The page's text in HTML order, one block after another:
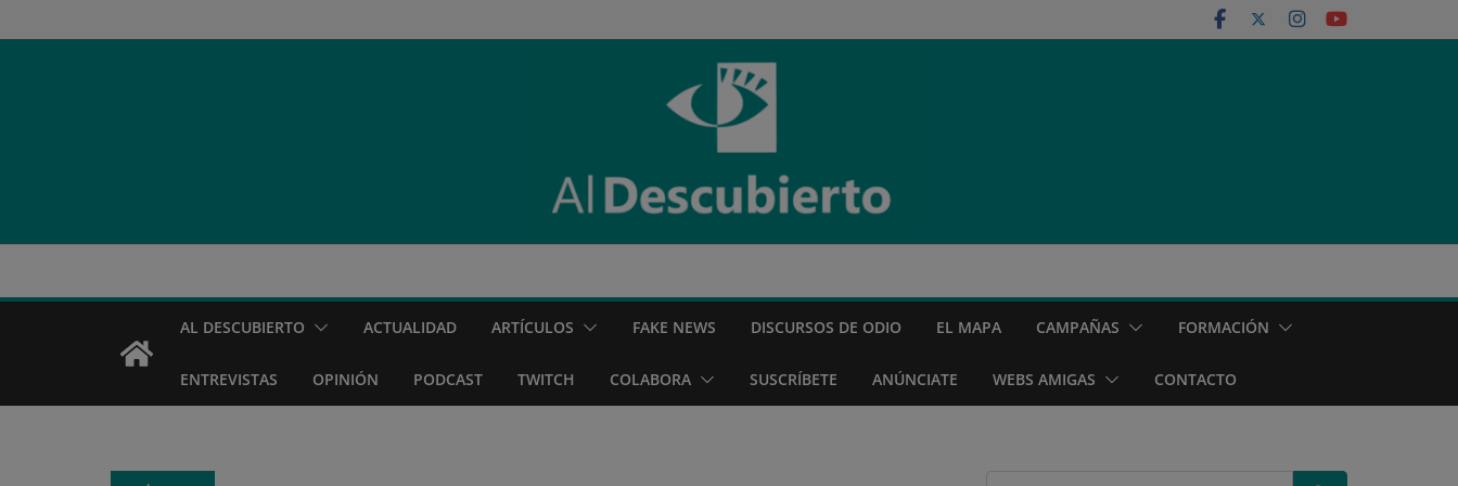
al
AL DESCUBIERTO ACTUALIDAD ARTÍCULOS FAKE NEWS DISCURSOS DE ODIO EL MAPA CAMPAÑAS FORMACIÓN
ENTREVISTAS OPINIÓN PODCAST TWITCH COLABORA SUSCRÍBETE ANÚNCIATE WEBS AMIGAS CONTACTO